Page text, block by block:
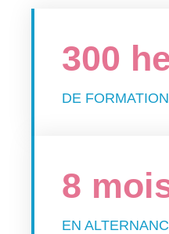
300
DE FORMATION
8
EN